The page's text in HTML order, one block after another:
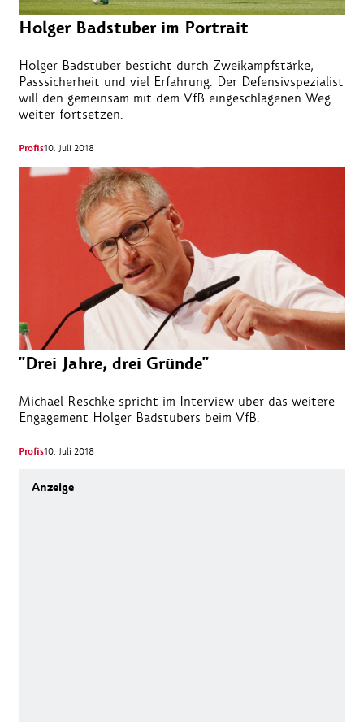
Holger Badstuber im Portrait
Holger Badstuber besticht durch Zweikampfstärke,
Passsicherheit und viel Erfahrung. Der Defensivspezialist
will den gemeinsam mit dem VfB eingeschlagenen Weg
weiter fortsetzen.
Profis10. Juli 2018
"Drei Jahre, drei Gründe"
Michael Reschke spricht im Interview über das weitere
Engagement Holger Badstubers beim VfB.
Profis10. Juli 2018